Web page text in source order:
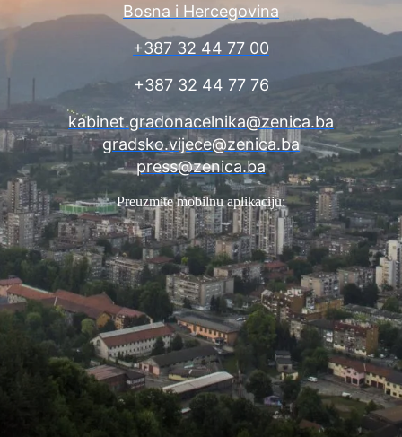
Bosna i Hercegovina
+387 32 44 77 00
+387 32 44 77 76
kabinet.gradonacelnika@zenica.ba
gradsko.vijece@zenica.ba
press@zenica.ba
Preuzmite mobilnu aplikaciju: